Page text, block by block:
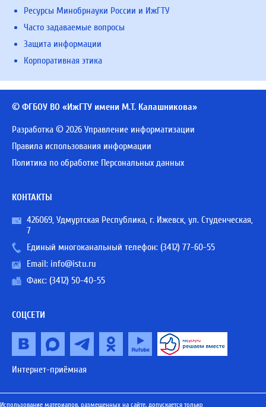
Ресурсы Минобрнауки России и ИжГТУ
Часто задаваемые вопросы
Защита информации
Корпоративная этика
© ФГБОУ ВО «ИжГТУ имени М.Т. Калашникова»
Разработка © 2026 Управление информатизации
Правила использования информации
Политика по обработке Персональных данных
КОНТАКТЫ
426069, Удмуртская Республика, г. Ижевск, ул. Студенческая,
7
Единый многоканальный телефон: (3412) 77-60-55
Email: info@istu.ru
Факс: (3412) 50-40-55
СОЦСЕТИ
Интернет-приёмная
Использование материалов, размещенных на сайте, допускается только